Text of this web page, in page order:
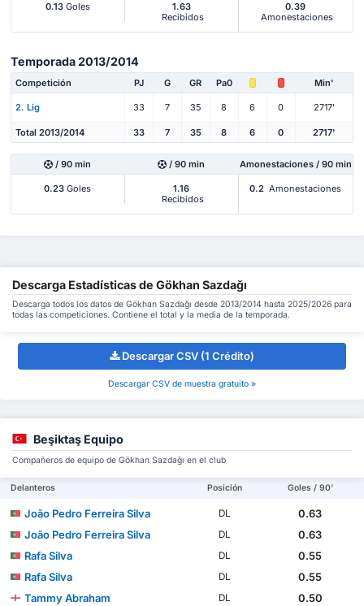
0.13Goles
1.63
Recibidos
0.39
Amonestaciones
Temporada 2013/2014
Competición PJ G GR Pa0 Min'
2. Lig 33 7 35 8 6 0 2717'
Total 2013/2014 33 7 35 8 6 0 2717'
/ 90 min / 90 min Amonestaciones / 90 min
0.23 Goles
1.16
Recibidos
0.2 Amonestaciones
Descarga Estadísticas de Gökhan Sazdağı
Descarga todos los datos de Gökhan Sazdağı desde 2013/2014 hasta 2025/2026 para
todas las competiciones. Contiene el total y la media de la temporada.
Descargar CSV (1 Crédito)
Descargar CSV de muestra gratuito »
Beşiktaş Equipo
Compañeros de equipo de Gökhan Sazdağı en el club
Delanteros Posición Goles / 90'
João Pedro Ferreira Silva DL
0.63
João Pedro Ferreira Silva
DL
0.63
Rafa Silva
DL
0.55
Rafa Silva
DL
0.55
Tammy Abraham
DL
0.50